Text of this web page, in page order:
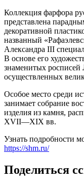
Коллекция фарфора
представлена
декоративной
названный
Александра III
В основе его
знаменитых росписей
осуществленных
Особое место среди
занимает собрание
изделия из камня,
XVII—XIX вв.
Узнать подробности
https://shm.ru/
Поделиться